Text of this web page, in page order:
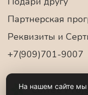
На нашем сайте
Партнерская
Реквизиты и
+7(909)701-9007
Coffee